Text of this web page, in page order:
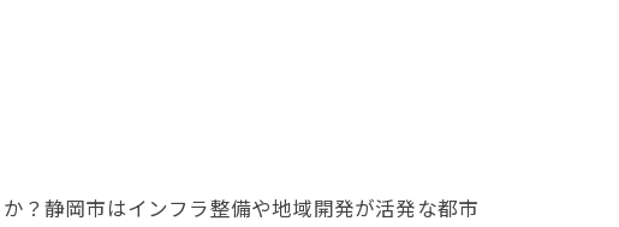
？静岡市はインフラ整備や地域開発が活発な都市